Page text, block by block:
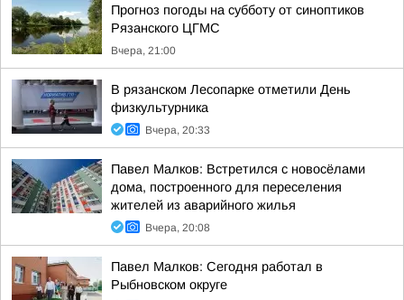
Прогноз погоды на субботу от синоптиков
Рязанского ЦГМС
Вчера, 21:00
В рязанском Лесопарке отметили День
физкультурника
Вчера, 20:33
Павел Малков: Встретился с новосёлами
дома, построенного для переселения
жителей из аварийного жилья
Вчера, 20:08
Павел Малков: Сегодня работал в
Рыбновском округе